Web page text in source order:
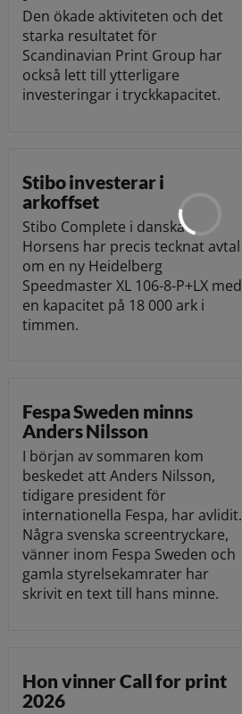
Den ökade aktiviteten och det
starka resultatet för
Scandinavian Print Group har
också lett till ytterligare
investeringar i tryckkapacitet.
Stibo investerar i
arkoffset
Stibo Complete i danska
Horsens har precis tecknat avtal
om en ny Heidelberg
Speedmaster XL 106-8-P+LX med
en kapacitet på 18 000 ark i
timmen.
Fespa Sweden minns
Anders Nilsson
I början av sommaren kom
beskedet att Anders Nilsson,
tidigare president för
internationella Fespa, har avlidit.
Några svenska screentryckare,
vänner inom Fespa Sweden och
gamla styrelsekamrater har
skrivit en text till hans minne.
Hon vinner Call for print
2026